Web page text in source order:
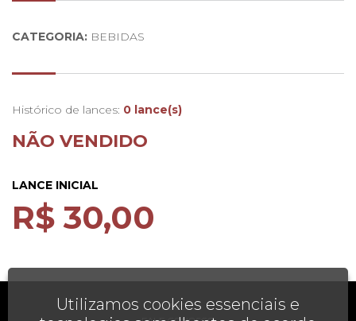
silvestres
CATEGORIA: BEBIDAS
Histórico de lances: 0 lance(s)
NÃO VENDIDO
LANCE INICIAL
R$ 30,00
AJUDA
Utilizamos cookies essenciais e